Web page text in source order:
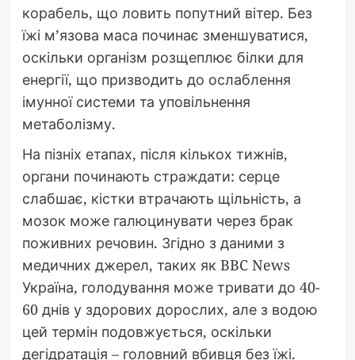
корабель, що ловить попутний вітер. Без
їжі м’язова маса починає зменшуватися,
оскільки організм розщеплює білки для
енергії, що призводить до ослаблення
імунної системи та уповільнення
метаболізму.
На пізніх етапах, після кількох тижнів,
органи починають страждати: серце
слабшає, кістки втрачають щільність, а
мозок може галюцинувати через брак
поживних речовин. Згідно з даними з
медичних джерел, таких як BBC News
Україна, голодування може тривати до 40-
60 днів у здорових дорослих, але з водою
цей термін подовжується, оскільки
дегідратація – головний вбивця без їжі.